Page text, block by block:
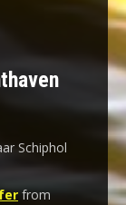
Schiphol
from